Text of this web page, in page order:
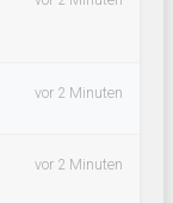
vor 2 Minuten
vor 2 Minuten